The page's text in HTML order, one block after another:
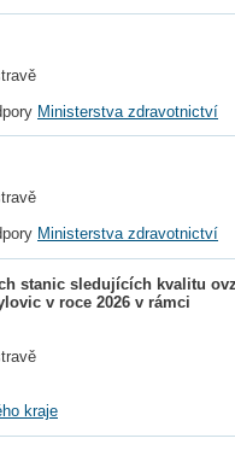
Ministerstva zdravotnictví
Ministerstva zdravotnictví
stanic sledujících kvalitu
v roce 2026 v rámci
kraje